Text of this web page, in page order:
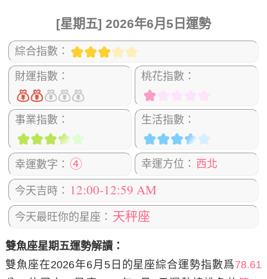
[星期五] 2026年6月5日運勢
綜合指數：
財運指數： 桃花指數：
事業指數： 生活指數：
幸運數字： ④ 幸運方位： 西北
今天吉時： 12:00-12:59 AM
今天最旺你的星座： 天秤座
雙魚座星期五運勢解讀：
雙魚座在2026年6月5日 的星座綜合運勢指數爲78.61